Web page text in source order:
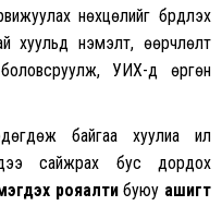
нөхцөлийг бүрдүүлэх
хуульд нэмэлт, өөрчлөлт
УИХ-д өргөн
байгаа хуулиа илүү
сайжрах бус дордох
рояалтибуюу ашигт